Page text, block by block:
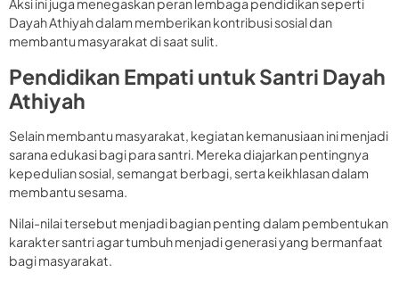
Aksi ini juga menegaskan peran lembaga pendidikan seperti
Dayah Athiyah dalam memberikan kontribusi sosial dan
membantu masyarakat di saat sulit.
Pendidikan Empati untuk Santri Dayah
Athiyah
Selain membantu masyarakat, kegiatan kemanusiaan ini menjadi
sarana edukasi bagi para santri. Mereka diajarkan pentingnya
kepedulian sosial, semangat berbagi, serta keikhlasan dalam
membantu sesama.
Nilai-nilai tersebut menjadi bagian penting dalam pembentukan
karakter santri agar tumbuh menjadi generasi yang bermanfaat
bagi masyarakat.